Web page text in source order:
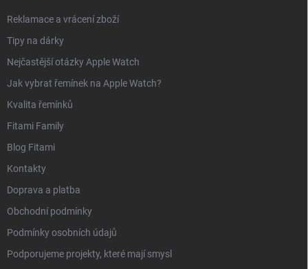
Reklamace a vrácení zboží
Tipy na dárky
Nejčastější otázky Apple Watch
Jak vybrat řemínek na Apple Watch?
Kvalita řemínků
Fitami Family
Blog Fitami
Kontakty
Doprava a platba
Obchodní podmínky
Podmínky osobních údajů
Podporujeme projekty, které mají smysl